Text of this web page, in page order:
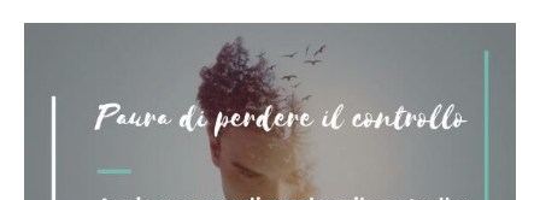
di
perdere
quando